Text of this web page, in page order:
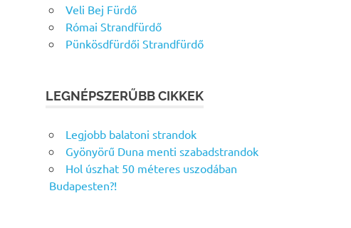
Veli Bej Fürdő
Római Strandfürdő
Pünkösdfürdői Strandfürdő
LEGNÉPSZERŰBB CIKKEK
Legjobb balatoni strandok
Gyönyörű Duna menti szabadstrandok
Hol úszhat 50 méteres uszodában
Budapesten?!